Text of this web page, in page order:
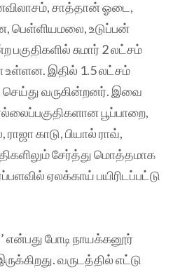
சாத்தான் ஓடை,
பெள்ளியமலை, உடுப்பன்
சுமார் 2 லட்சம்
உள்ளன. இதில் 1.5 லட்சம்
செய்து வருகின்றனர். இவை
பூப்பாறை,
காடு, பியால் ராவ்,
சேர்த்து மொத்தமாக
ஏலக்காய் பயிரிடப்பட்டு
போடி நாயக்கனூர்
வருடத்தில் எட்டு